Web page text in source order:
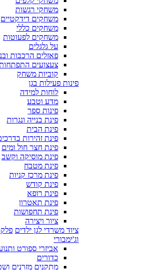
משחקי רגשות
משחקים דידקטיים
משחקים כללי
משחקים לפעוטות
על גלגלים
פאזלים הרכבות
צעצועים
קוביות משחק
פינות פעילות בגן
לוחות למידה
מדע וטבע
פינות ספר
פינת בנייה ונגרות
פינת הבית
פינת זהירות
פינת חצר חול ומים
פינת מוסיקה וקשב
פינת מטבח
פינת מרכז קניות
פינת קודש
פינת רופא
פינת תאטרון
פינת תחפושות
ציור ויצירה
ציוד משרדי לגן ילדים
וג'ימבורי
אביזרי ספורט
כדורים
מתקנים מזרנים